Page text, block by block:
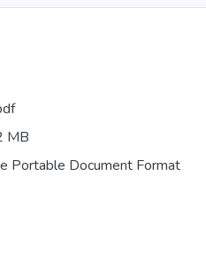
MB
Portable Document Format